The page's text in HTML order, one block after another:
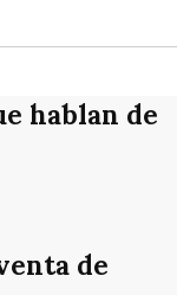
hablan de
de